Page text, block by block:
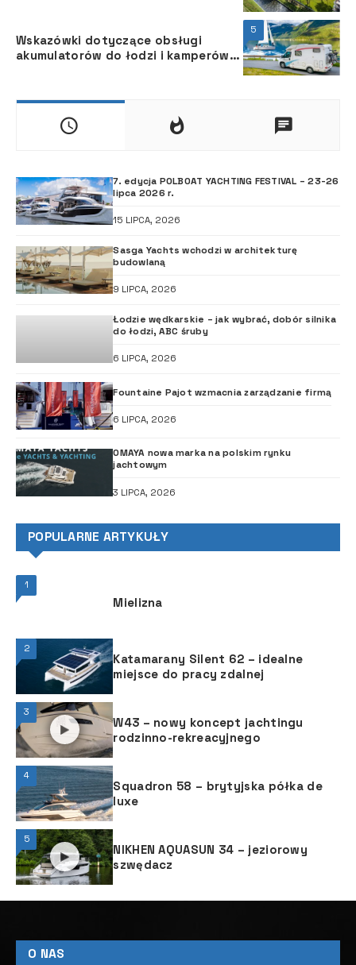
5
Wskazówki dotyczące obsługi
akumulatorów do łodzi i kamperów
7. edycja POLBOAT YACHTING FESTIVAL – 23-26
lipca 2026 r.
15 LIPCA, 2026
Sasga Yachts wchodzi w architekturę
budowlaną
9 LIPCA, 2026
Łodzie wędkarskie – jak wybrać, dobór silnika
do łodzi, ABC śruby
6 LIPCA, 2026
Fountaine Pajot wzmacnia zarządzanie firmą
6 LIPCA, 2026
OMAYA nowa marka na polskim rynku
jachtowym
3 LIPCA, 2026
POPULARNE ARTYKUŁY
1
Mielizna
2
Katamarany Silent 62 – idealne
miejsce do pracy zdalnej
3
W43 – nowy koncept jachtingu
rodzinno-rekreacyjnego
4
Squadron 58 – brytyjska półka de
luxe
5
NIKHEN AQUASUN 34 – jeziorowy
szwędacz
O NAS